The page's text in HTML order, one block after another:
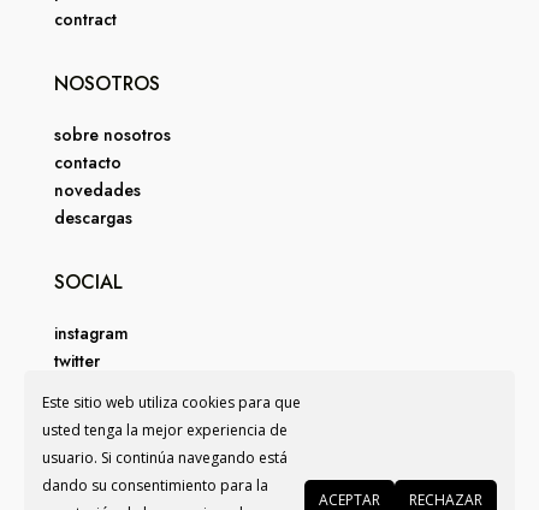
Este sitio web utiliza cookies para que
usted tenga la mejor experiencia de
usuario. Si continúa navegando está
dando su consentimiento para la
ACEPTAR RECHAZAR
contract
NOSOTROS
sobre nosotros
contacto
novedades
descargas
SOCIAL
instagram
twitter
pinterest
COPYRIGHT © GEMS BARCELONA - WEB DESIGN BYVISUAL